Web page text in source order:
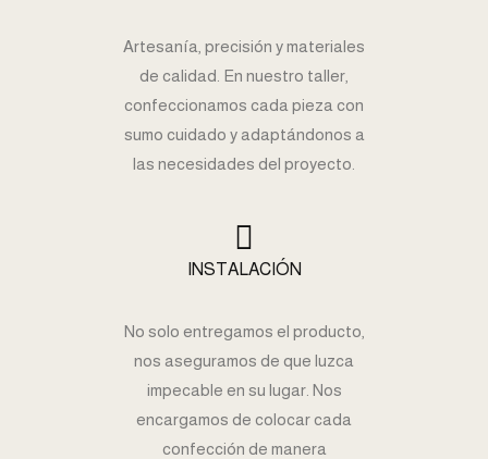
Artesanía, precisión y materiales
de calidad. En nuestro taller,
confeccionamos cada pieza con
sumo cuidado y adaptándonos a
las necesidades del proyecto.
INSTALACIÓN
No solo entregamos el producto,
nos aseguramos de que luzca
impecable en su lugar. Nos
encargamos de colocar cada
confección de manera